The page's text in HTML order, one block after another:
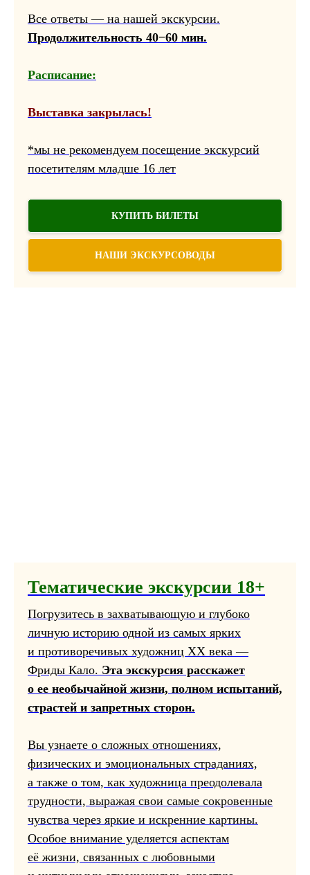
Все ответы — на нашей экскурсии.
Продолжительность 40−60 мин.
Расписание:
Выставка закрылась!
*мы не рекомендуем посещение экскурсий
посетителям младше 16 лет
КУПИТЬ БИЛЕТЫ
НАШИ ЭКСКУРСОВОДЫ
Тематические экскурсии 18+
Погрузитесь в захватывающую и глубоко
личную историю одной из самых ярких
и противоречивых художниц XX века —
Фриды Кало. Эта экскурсия расскажет
о ее необычайной жизни, полном испытаний,
страстей и запретных сторон.
Вы узнаете о сложных отношениях,
физических и эмоциональных страданиях,
а также о том, как художница преодолевала
трудности, выражая свои самые сокровенные
чувства через яркие и искренние картины.
Особое внимание уделяется аспектам
её жизни, связанных с любовными